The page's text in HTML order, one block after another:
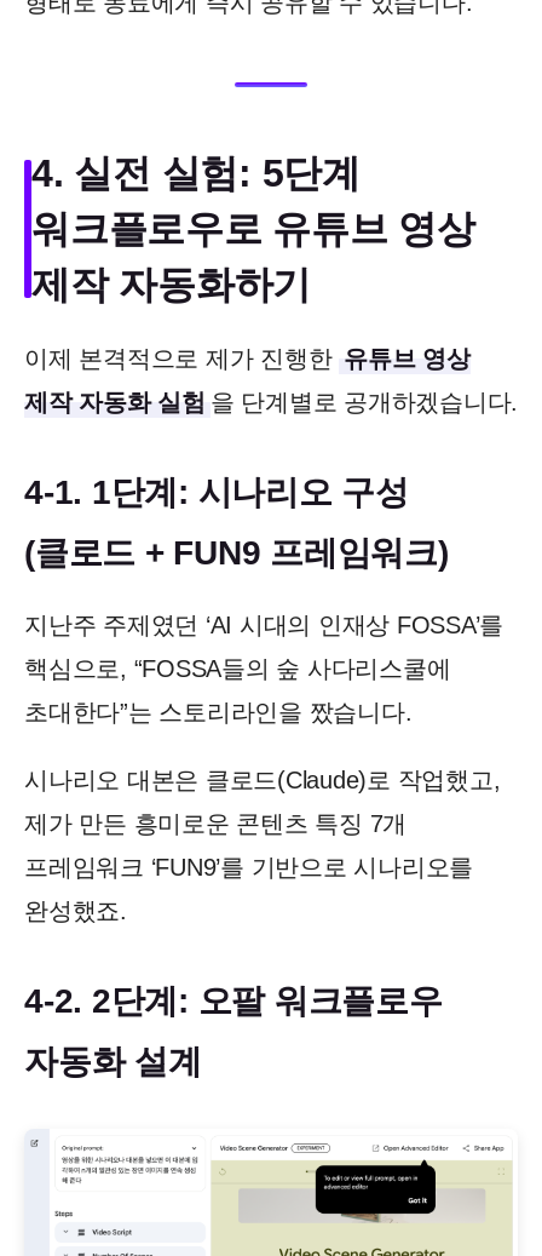
4. 실전 실험: 5단계
워크플로우로 유튜브 영상
제작 자동화하기
이제 본격적으로 제가 진행한 유튜브 영상
제작 자동화 실험 을 단계별로 공개하겠습니다.
4-1. 1단계: 시나리오 구성
(클로드 + FUN9 프레임워크)
지난주 주제였던 ‘AI 시대의 인재상 FOSSA’를
핵심으로, “FOSSA들의 숲 사다리스쿨에
초대한다”는 스토리라인을 짰습니다.
시나리오 대본은 클로드(Claude)로 작업했고,
제가 만든 흥미로운 콘텐츠 특징 7개
프레임워크 ‘FUN9’를 기반으로 시나리오를
완성했죠.
4-2. 2단계: 오팔 워크플로우
자동화 설계